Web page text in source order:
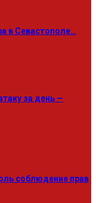
в Севастополе…
за день —
соблюдение прав